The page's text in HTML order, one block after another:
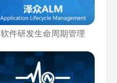
软件研发生命周期管理